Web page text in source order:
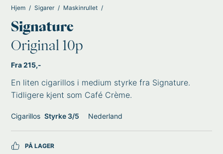
Hjem Sigarer Maskinrullet
Signature
Original 10p
Fra 215,-
En liten cigarillos i medium styrke fra Signature.
Tidligere kjent som Café Crème.
Cigarillos Styrke 3/5 Nederland
PÅ LAGER